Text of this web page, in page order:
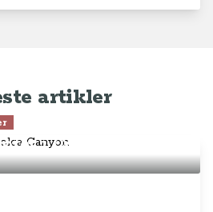
artikler
i Colca Canyon